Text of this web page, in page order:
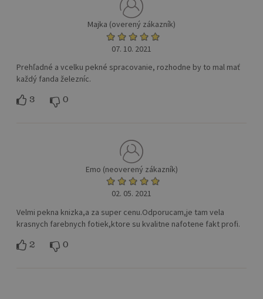
Majka (overený zákazník)
07. 10. 2021
Prehľadné a vcelku pekné spracovanie, rozhodne by to mal mať
každý fanda železníc.
3 0
Emo (neoverený zákazník)
02. 05. 2021
Velmi pekna knizka,a za super cenu.Odporucam,je tam vela
krasnych farebnych fotiek,ktore su kvalitne nafotene fakt profi.
2 0